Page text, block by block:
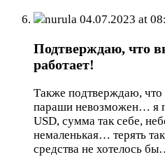
nurula 04.07.2023 at
Подтверждаю, что
работает!
Также подтверждаю, что
параши невозможен… я
USD, сумма так себе,
немаленькая… терять
средства не хотелось